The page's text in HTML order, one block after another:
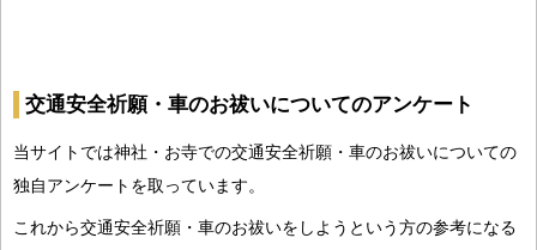
交通安全祈願・車のお祓いについてのアンケート
当サイトでは神社・お寺での交通安全祈願・車のお祓いについての
独自アンケートを取っています。
これから交通安全祈願・車のお祓いをしようという方の参考になる